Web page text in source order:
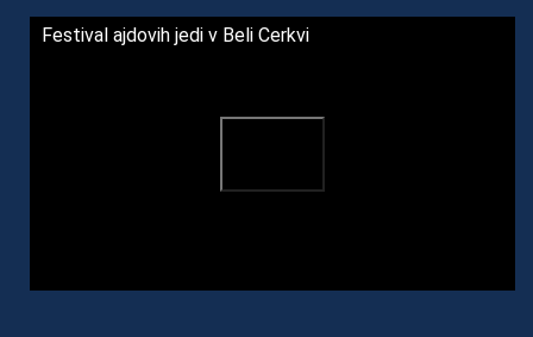
Festival ajdovih jedi v Beli Cerkvi